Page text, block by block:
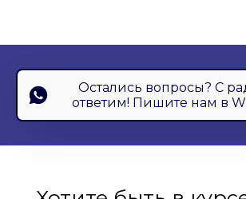
Остались вопросы? С
ответим! Пишите нам в
+7 (916) 475 98 50
info@beatconcert.ru